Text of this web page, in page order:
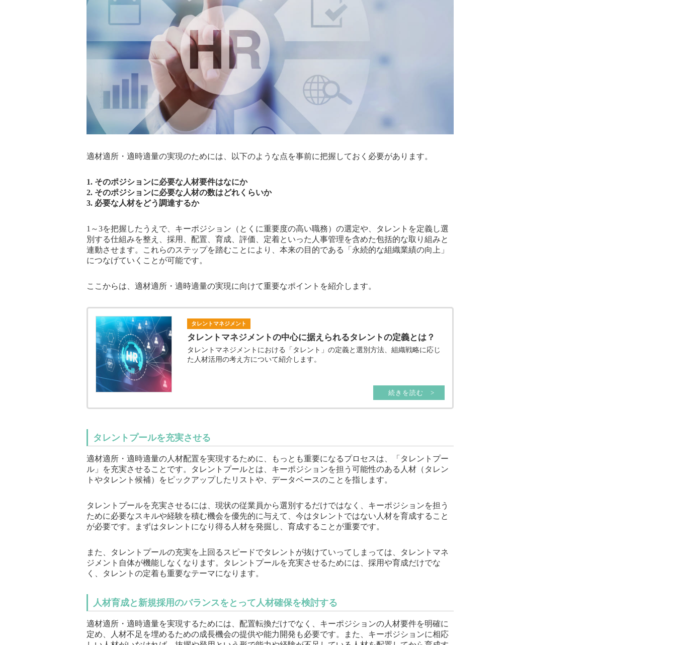
適材適所・適時適量の実現のためには、以下のような点を事前に把握しておく必要があります。
1. そのポジションに必要な人材要件はなにか
2. そのポジションに必要な人材の数はどれくらいか
3. 必要な人材をどう調達するか
1～3を把握したうえで、キーポジション（とくに重要度の高い職務）の選定や、タレントを定義し選
別する仕組みを整え、採用、配置、育成、評価、定着といった人事管理を含めた包括的な取り組みと
連動させます。これらのステップを踏むことにより、本来の目的である「永続的な組織業績の向上」
につなげていくことが可能です。
ここからは、適材適所・適時適量の実現に向けて重要なポイントを紹介します。
タレントマネジメント
タレントマネジメントの中心に据えられるタレントの定義とは？
タレントマネジメントにおける「タレント」の定義と選別方法、組織戦略に応じ
た人材活用の考え方について紹介します。
続きを読む >
タレントプールを充実させる
適材適所・適時適量の人材配置を実現するために、もっとも重要になるプロセスは、「タレントプー
ル」を充実させることです。タレントプールとは、キーポジションを担う可能性のある人材（タレン
トやタレント候補）をピックアップしたリストや、データベースのことを指します。
タレントプールを充実させるには、現状の従業員から選別するだけではなく、キーポジションを担う
ために必要なスキルや経験を積む機会を優先的に与えて、今はタレントではない人材を育成すること
が必要です。まずはタレントになり得る人材を発掘し、育成することが重要です。
また、タレントプールの充実を上回るスピードでタレントが抜けていってしまっては、タレントマネ
ジメント自体が機能しなくなります。タレントプールを充実させるためには、採用や育成だけでな
く、タレントの定着も重要なテーマになります。
人材育成と新規採用のバランスをとって人材確保を検討する
適材適所・適時適量を実現するためには、配置転換だけでなく、キーポジションの人材要件を明確に
定め、人材不足を埋めるための成長機会の提供や能力開発も必要です。また、キーポジションに相応